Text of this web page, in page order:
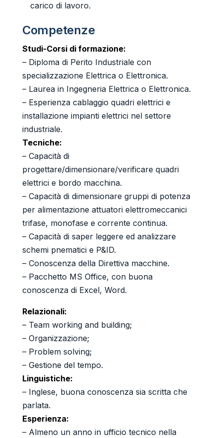
carico di lavoro.
Competenze
Studi-Corsi di formazione:
– Diploma di Perito Industriale con
specializzazione Elettrica o Elettronica.
– Laurea in Ingegneria Elettrica o Elettronica.
– Esperienza cablaggio quadri elettrici e
installazione impianti elettrici nel settore
industriale.
Tecniche:
– Capacità di
progettare/dimensionare/verificare quadri
elettrici e bordo macchina.
– Capacità di dimensionare gruppi di potenza
per alimentazione attuatori elettromeccanici
trifase, monofase e corrente continua.
– Capacità di saper leggere ed analizzare
schemi pnematici e P&ID.
– Conoscenza della Direttiva macchine.
– Pacchetto MS Office, con buona
conoscenza di Excel, Word.
Relazionali:
– Team working and building;
– Organizzazione;
– Problem solving;
– Gestione del tempo.
Linguistiche:
– Inglese, buona conoscenza sia scritta che
parlata.
Esperienza:
– Almeno un anno in ufficio tecnico nella